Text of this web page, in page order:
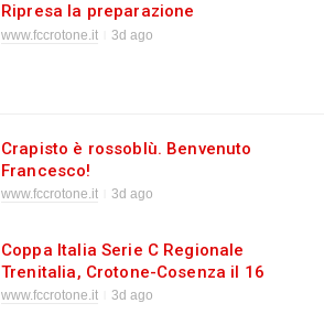
Ripresa la preparazione
www.fccrotone.it 3d ago
Crapisto è rossoblù. Benvenuto
Francesco!
www.fccrotone.it 3d ago
Coppa Italia Serie C Regionale
Trenitalia, Crotone-Cosenza il 16
agosto alle 21
www.fccrotone.it 3d ago